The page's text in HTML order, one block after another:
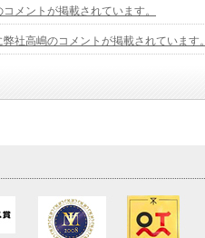
メントが掲載されています。
社高嶋のコメントが掲載されています。